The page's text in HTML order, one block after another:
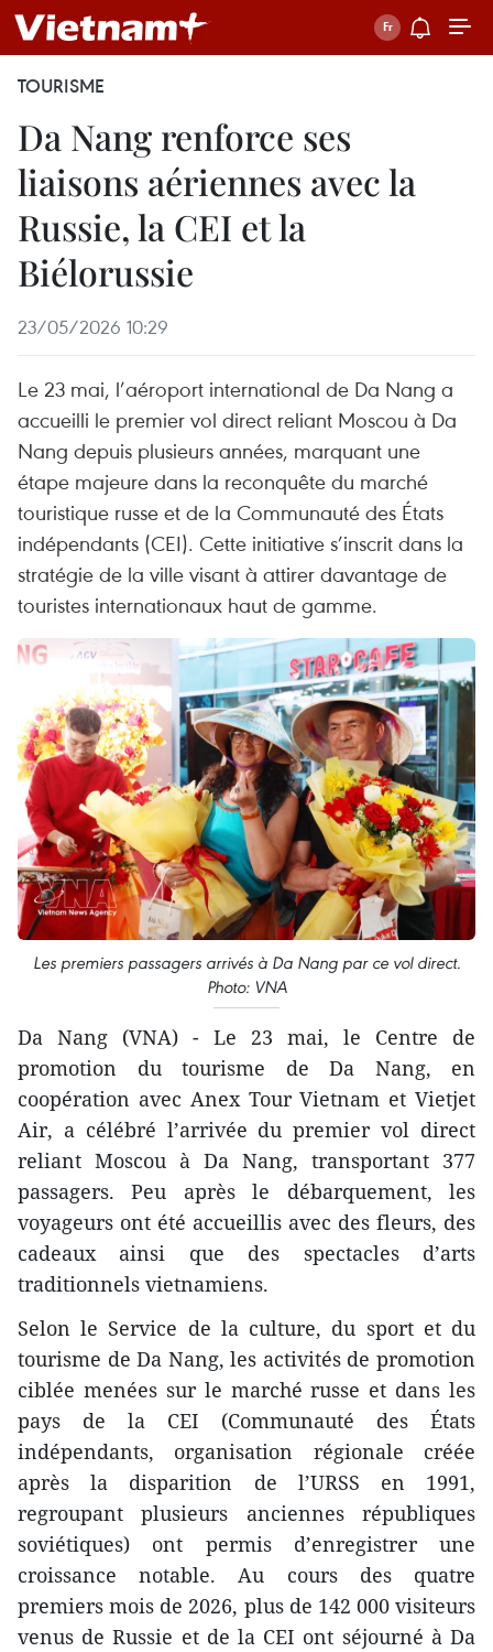
TOURISME
Da Nang renforce ses
liaisons aériennes avec la
Russie, la CEI et la
Biélorussie
23/05/2026 10:29
Le 23 mai, l’aéroport international de Da Nang a
accueilli le premier vol direct reliant Moscou à Da
Nang depuis plusieurs années, marquant une
étape majeure dans la reconquête du marché
touristique russe et de la Communauté des États
indépendants (CEI). Cette initiative s’inscrit dans la
stratégie de la ville visant à attirer davantage de
touristes internationaux haut de gamme.
Les premiers passagers arrivés à Da Nang par ce vol direct.
Photo: VNA
Da Nang (VNA) - Le 23 mai, le Centre de
promotion du tourisme de Da Nang, en
coopération avec Anex Tour Vietnam et Vietjet
Air, a célébré l’arrivée du premier vol direct
reliant Moscou à Da Nang, transportant 377
passagers. Peu après le débarquement, les
voyageurs ont été accueillis avec des fleurs, des
cadeaux ainsi que des spectacles d’arts
traditionnels vietnamiens.
Selon le Service de la culture, du sport et du
tourisme de Da Nang, les activités de promotion
ciblée menées sur le marché russe et dans les
pays de la CEI (Communauté des États
indépendants, organisation régionale créée
après la disparition de l’URSS en 1991,
regroupant plusieurs anciennes républiques
soviétiques) ont permis d’enregistrer une
croissance notable. Au cours des quatre
premiers mois de 2026, plus de 142 000 visiteurs
venus de Russie et de la CEI ont séjourné à Da